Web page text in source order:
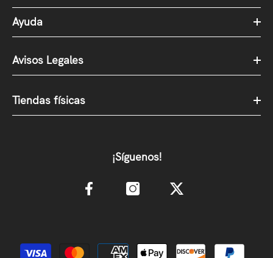
Ayuda
Avisos Legales
Tiendas físicas
¡Síguenos!